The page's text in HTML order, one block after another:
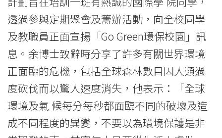
<br/>
首
項
活
動
為
綠
透過參與定期聚會及籌辦活動，向全校同學
及教職員正面宣揚「Go Green環保校園」訊
息。余博士致辭時分享了許多有關世界環境
正面臨的危機，包括全球森林數目因人類過
度砍伐而以驚人速度消失，他表示：「全球
環境及氣 候每分每秒都面臨不同的破壞及造
成不同程度的異變，不要以為環境保護是非